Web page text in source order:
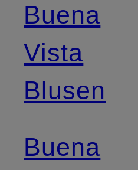
Buena
Vista
Blusen
Buena